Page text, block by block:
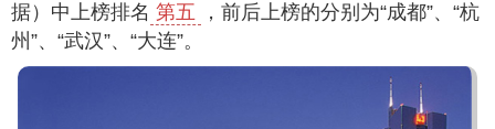
据）中上榜排名 第五
，前后上榜的分别为“成都”、“杭
州”、“武汉”、“大连”。